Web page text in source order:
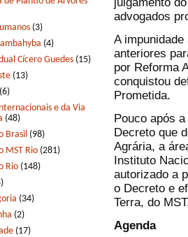
(3)
(4)
Cícero Guedes (15)
(13)
(6)
e da Via
(48)
Brasil (98)
MST Rio (281)
Rio (148)
(34)
(2)
(17)
advogados
A
anteriores
por Reforma
conquistou
Prometida.
Pouco após
Decreto que
Agrária, a
Instituto
autorizado a
o Decreto e
Terra, do
Agenda